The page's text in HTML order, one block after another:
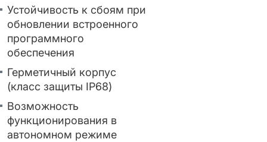
Устойчивость к сбоям при
обновлении встроенного
программного
обеспечения
Герметичный корпус
(класс защиты IP68)
Возможность
функционирования в
автономном режиме